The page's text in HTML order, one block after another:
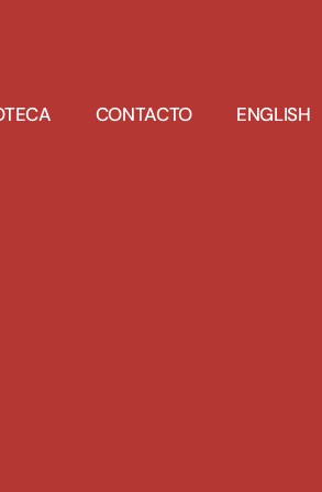
CONTACTO ENGLISH